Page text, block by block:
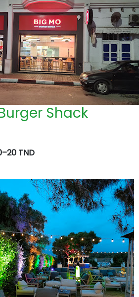
Shack
TND